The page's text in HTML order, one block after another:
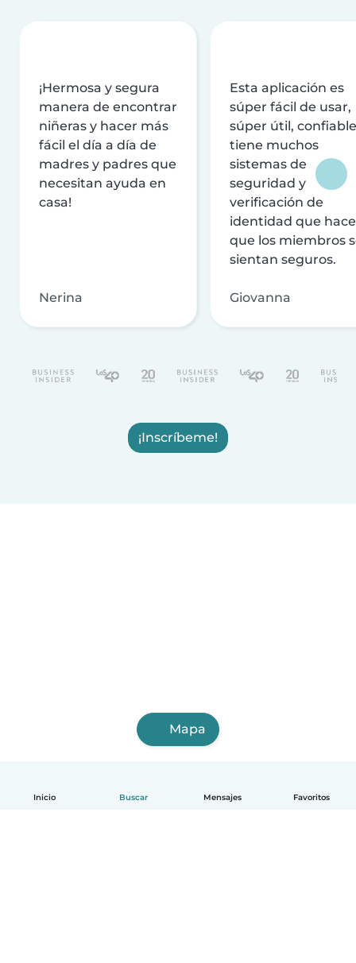
Inicio Buscar Mensajes Favoritos
¡Hermosa y segura
manera de encontrar
niñeras y hacer más
fácil el día a día de
madres y padres que
necesitan ayuda en
casa!
Nerina
Esta aplicación es
súper fácil de usar,
súper útil,
tiene muchos
sistemas de
seguridad y
verificación de
identidad que
que los miembros
sientan seguros.
Giovanna
¡Inscríbeme!
Mapa